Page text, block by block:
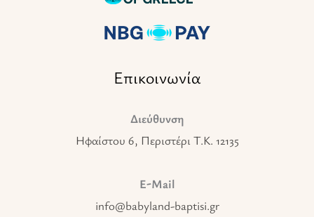
Επικοινωνία
Διεύθυνση
Ηφαίστου 6, Περιστέρι T.K. 12135
E-Mail
info@babyland-baptisi.gr